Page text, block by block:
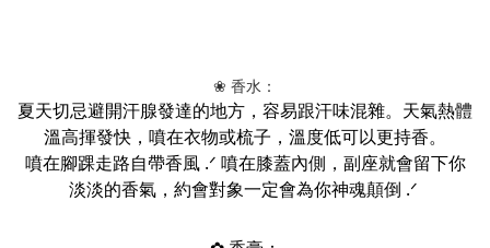
❀ 香水：
夏天切忌避開汗腺發達的地方，容易跟汗味混雜。天氣熱體
溫高揮發快，噴在衣物或梳子，溫度低可以更持香。
噴在腳踝走路自帶香風.ᐟ 噴在膝蓋內側，副座就會留下你
淡淡的香氣，約會對象一定會為你神魂顛倒 .ᐟ